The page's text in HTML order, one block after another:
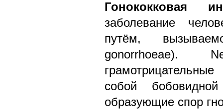
Гонококковая
заболевание
путём,
gonorrhoeae).
собой
образующие спор